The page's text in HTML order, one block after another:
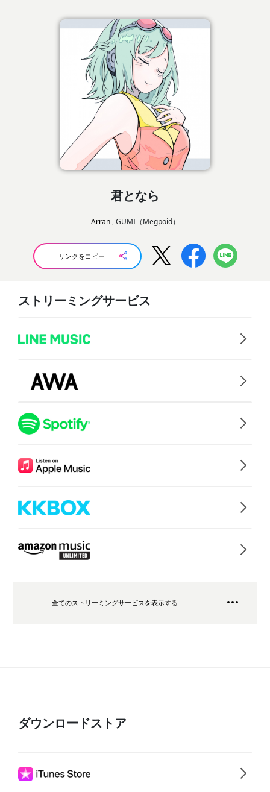
君となら
Arran , GUMI（Megpoid）
リンクをコピー
ストリーミングサービス
全てのストリーミングサービスを表示する
ダウンロードストア